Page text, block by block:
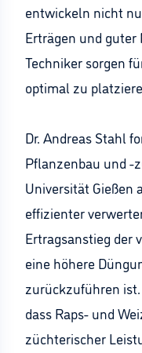
entwickeln nicht
Erträgen und
Techniker sorgen
optimal zu
Dr. Andreas Stahl
Pflanzenbau und -
Universität Gießen
effizienter
Ertragsanstieg der
eine höhere
zurückzuführen
dass Raps- und
züchterischer